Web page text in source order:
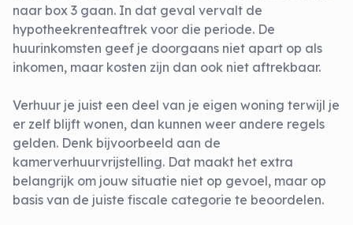
naar box 3 gaan. In dat geval vervalt de
hypotheekrenteaftrek voor die periode. De
huurinkomsten geef je doorgaans niet apart op als
inkomen, maar kosten zijn dan ook niet aftrekbaar.
Verhuur je juist een deel van je eigen woning terwijl je
er zelf blijft wonen, dan kunnen weer andere regels
gelden. Denk bijvoorbeeld aan de
kamerverhuurvrijstelling. Dat maakt het extra
belangrijk om jouw situatie niet op gevoel, maar op
basis van de juiste fiscale categorie te beoordelen.